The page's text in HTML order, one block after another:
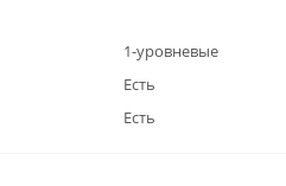
1-уровневые
Есть
Есть